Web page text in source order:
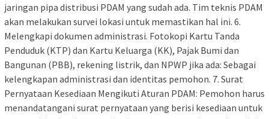
jaringan pipa distribusi PDAM yang sudah ada. Tim teknis PDAM
akan melakukan survei lokasi untuk memastikan hal ini. 6.
Melengkapi dokumen administrasi. Fotokopi Kartu Tanda
Penduduk (KTP) dan Kartu Keluarga (KK), Pajak Bumi dan
Bangunan (PBB), rekening listrik, dan NPWP jika ada: Sebagai
kelengkapan administrasi dan identitas pemohon. 7. Surat
Pernyataan Kesediaan Mengikuti Aturan PDAM: Pemohon harus
menandatangani surat pernyataan yang berisi kesediaan untuk